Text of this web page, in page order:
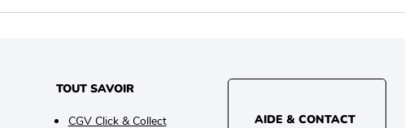
TOUT SAVOIR
CGV Click & Collect AIDE & CONTACT